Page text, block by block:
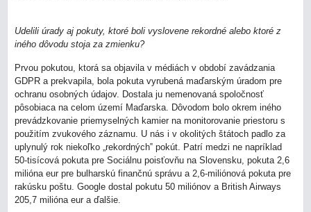
Udelili úrady aj pokuty, ktoré boli vyslovene rekordné alebo ktoré z
iného dôvodu stoja za zmienku?
Prvou pokutou, ktorá sa objavila v médiách v období zavádzania
GDPR a prekvapila, bola pokuta vyrubená maďarským úradom pre
ochranu osobných údajov. Dostala ju nemenovaná spoločnosť
pôsobiaca na celom území Maďarska. Dôvodom bolo okrem iného
prevádzkovanie priemyselných kamier na monitorovanie priestoru s
použitím zvukového záznamu. U nás i v okolitých štátoch padlo za
uplynulý rok niekoľko „rekordných‟ pokút. Patrí medzi ne napríklad
50-tisícová pokuta pre Sociálnu poisťovňu na Slovensku, pokuta 2,6
milióna eur pre bulharskú finančnú správu a 2,6-miliónová pokuta pre
rakúsku poštu. Google dostal pokutu 50 miliónov a British Airways
205,7 milióna eur a ďalšie.